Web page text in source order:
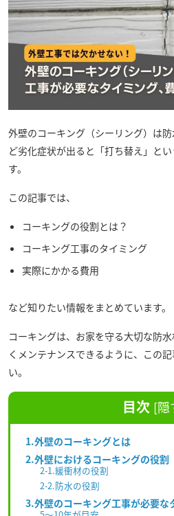
外壁のコーキング（シーリング）は
ど劣化症状が出ると「打ち替え」と
す。
この記事では、
コーキングの役割とは？
コーキング工事のタイミング
実際にかかる費用
など知りたい情報をまとめています。
コーキングは、お家を守る大切な防
くメンテナンスできるように、この
い。
目次 [隠
1.外壁のコーキングとは
2.外壁におけるコーキングの役割
2-1.緩衝材の役割
2-2.防水の役割
3.外壁のコーキング工事が必要な